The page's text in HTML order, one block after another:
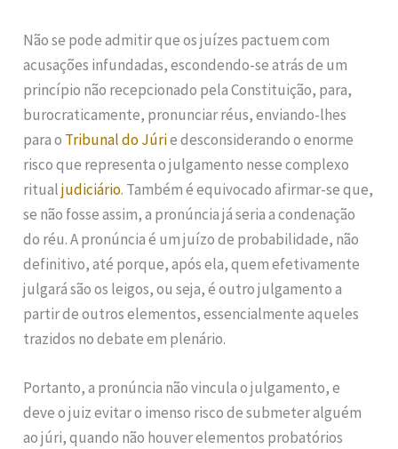
Não se pode admitir que os juízes pactuem com
acusações infundadas, escondendo-se atrás de um
princípio não recepcionado pela Constituição, para,
burocraticamente, pronunciar réus, enviando-lhes
para o Tribunal do Júrie desconsiderando o enorme
risco que representa o julgamento nesse complexo
ritualjudiciário. Também é equivocado afirmar-se que,
se não fosse assim, a pronúncia já seria a condenação
do réu. A pronúncia é um juízo de probabilidade, não
definitivo, até porque, após ela, quem efetivamente
julgará são os leigos, ou seja, é outro julgamento a
partir de outros elementos, essencialmente aqueles
trazidos no debate em plenário.
Portanto, a pronúncia não vincula o julgamento, e
deve o juiz evitar o imenso risco de submeter alguém
ao júri, quando não houver elementos probatórios